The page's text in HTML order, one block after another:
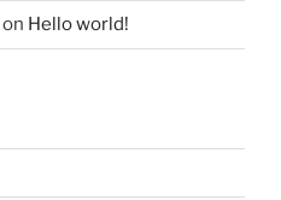
on Hello world!